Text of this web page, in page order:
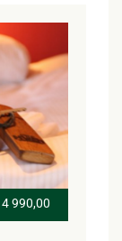
4 990,00